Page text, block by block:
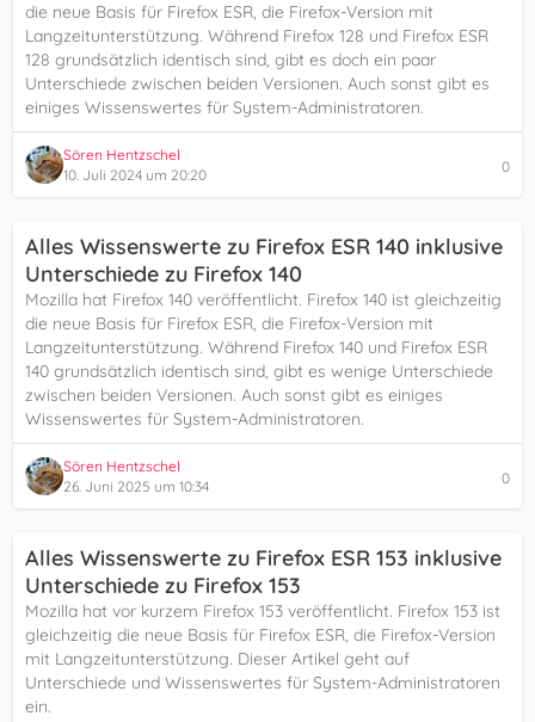
die neue Basis für Firefox ESR, die Firefox-Version mit
Langzeitunterstützung. Während Firefox 128 und Firefox ESR
128 grundsätzlich identisch sind, gibt es doch ein paar
Unterschiede zwischen beiden Versionen. Auch sonst gibt es
einiges Wissenswertes für System-Administratoren.
Sören Hentzschel
10. Juli 2024 um 20:20
0
Alles Wissenswerte zu Firefox ESR 140 inklusive
Unterschiede zu Firefox 140
Mozilla hat Firefox 140 veröffentlicht. Firefox 140 ist gleichzeitig
die neue Basis für Firefox ESR, die Firefox-Version mit
Langzeitunterstützung. Während Firefox 140 und Firefox ESR
140 grundsätzlich identisch sind, gibt es wenige Unterschiede
zwischen beiden Versionen. Auch sonst gibt es einiges
Wissenswertes für System-Administratoren.
Sören Hentzschel
26. Juni 2025 um 10:34
0
Alles Wissenswerte zu Firefox ESR 153 inklusive
Unterschiede zu Firefox 153
Mozilla hat vor kurzem Firefox 153 veröffentlicht. Firefox 153 ist
gleichzeitig die neue Basis für Firefox ESR, die Firefox-Version
mit Langzeitunterstützung. Dieser Artikel geht auf
Unterschiede und Wissenswertes für System-Administratoren
ein.